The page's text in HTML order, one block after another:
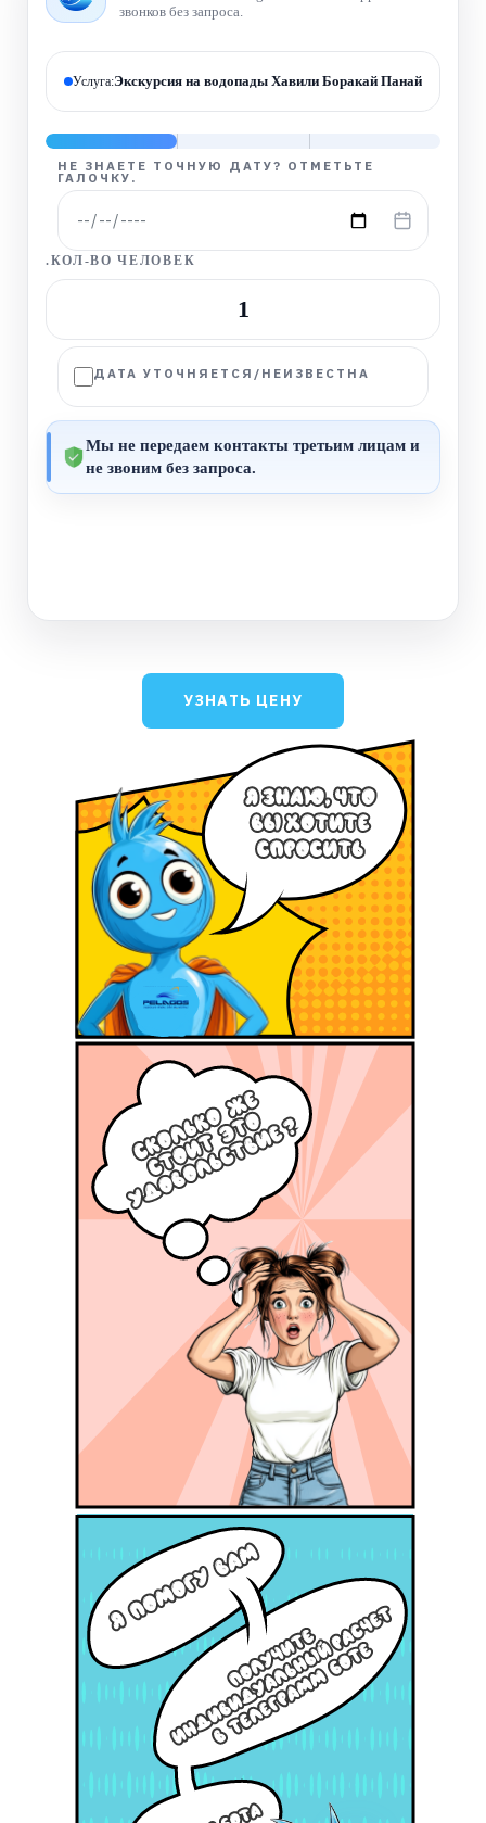
звонков без запроса.
Услуга:Экскурсия на водопады Хавили Боракай Панай
НЕ ЗНАЕТЕ ТОЧНУЮ ДАТУ? ОТМЕТЬТЕ
ГАЛОЧКУ.
.КОЛ-ВО ЧЕЛОВЕК
1
ДАТА УТОЧНЯЕТСЯ/НЕИЗВЕСТНА
Мы не передаем контакты третьим лицам и
не звоним без запроса.
УЗНАТЬ ЦЕНУ
НАЖМИТЕ ЗДЕСЬ